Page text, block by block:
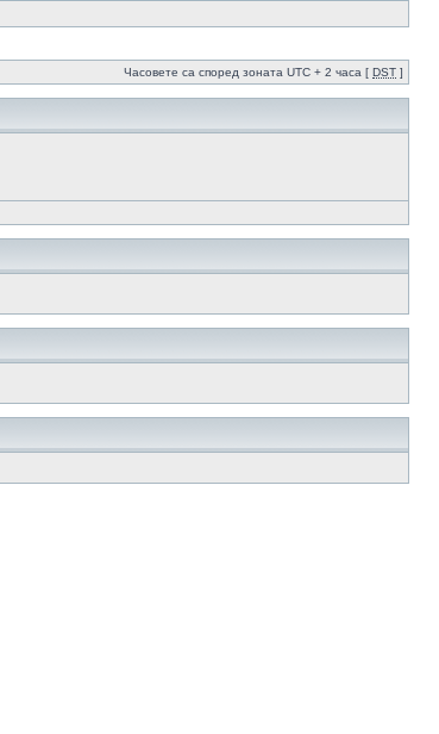
Часовете са според зоната UTC + 2 часа [ DST ]